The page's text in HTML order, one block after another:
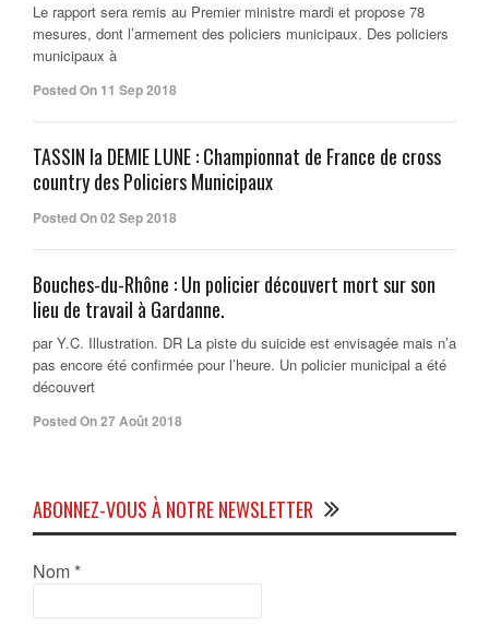
Le rapport sera remis au Premier ministre mardi et propose 78
mesures, dont l’armement des policiers municipaux. Des policiers
municipaux à
Posted On 11 Sep 2018
TASSIN la DEMIE LUNE : Championnat de France de cross
country des Policiers Municipaux
Posted On 02 Sep 2018
Bouches-du-Rhône : Un policier découvert mort sur son
lieu de travail à Gardanne.
par Y.C. Illustration. DR La piste du suicide est envisagée mais n’a
pas encore été confirmée pour l’heure. Un policier municipal a été
découvert
Posted On 27 Août 2018
ABONNEZ-VOUS À NOTRE NEWSLETTER
Nom *